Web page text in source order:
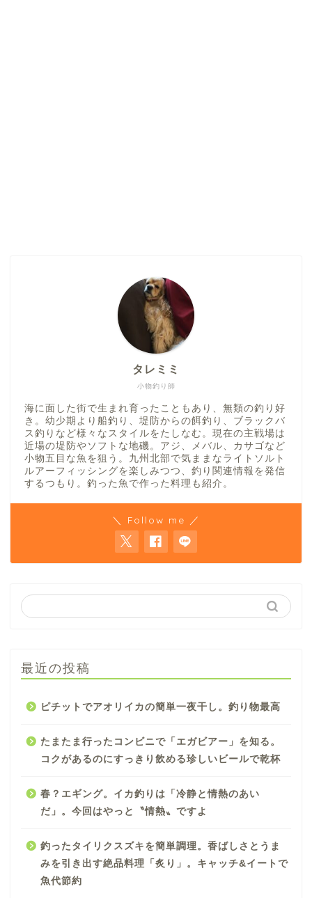
小物釣り師
タレミミ
海に面した街で生まれ育ったこともあり、無類の釣り好
き。幼少期より船釣り、堤防からの餌釣り、ブラックバ
ス釣りなど様々なスタイルをたしなむ。現在の主戦場は
近場の堤防やソフトな地磯。アジ、メバル、カサゴなど
小物五目な魚を狙う。九州北部で気ままなライトソルト
ルアーフィッシングを楽しみつつ、釣り関連情報を発信
するつもり。釣った魚で作った料理も紹介。
＼ Follow me ／
最近の投稿
ピチットでアオリイカの簡単一夜干し。釣り物最高
たまたま行ったコンビニで「エガビアー」を知る。
コクがあるのにすっきり飲める珍しいビールで乾杯
春？エギング。イカ釣りは「冷静と情熱のあい
だ」。今回はやっと〝情熱〟ですよ
釣ったタイリクスズキを簡単調理。香ばしさとうま
みを引き出す絶品料理「炙り」。キャッチ&イートで
魚代節約